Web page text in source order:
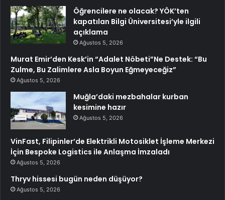
Öğrencilere ne olacak? YÖK’ten
kapatılan Bilgi Üniversitesi’yle ilgili
açıklama
Ağustos 5, 2026
Murat Emir’den Kesk’in “Adalet Nöbeti”Ne Destek: “Bu
Zulme, Bu Zalimlere Asla Boyun Eğmeyeceğiz”
Ağustos 5, 2026
Muğla’daki mezbahalar kurban
kesimine hazır
Ağustos 5, 2026
VinFast, Filipinler’de Elektrikli Motosiklet İşleme Merkezi
İçin Bespoke Logistics ile Anlaşma İmzaladı
Ağustos 5, 2026
Thryv hissesi bugün neden düşüyor?
Ağustos 5, 2026